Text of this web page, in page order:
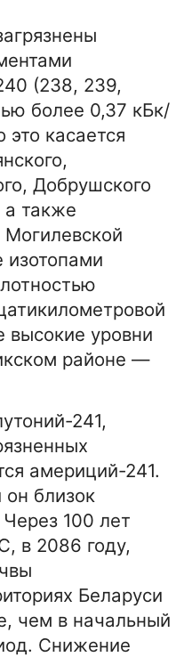
(238, 239,
более 0,37 кБк/
касается
Добрушского
а также
Могилевской
изотопами
уровни
районе —
241,
америций-241.
он близок
100 лет
в 2086 году,
Беларуси
чем в начальный
Снижение